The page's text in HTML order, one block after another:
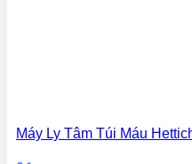
Máy Ly Tâm Túi Máu